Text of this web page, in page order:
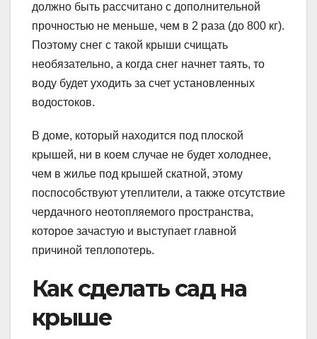
должно быть рассчитано с дополнительной
прочностью не меньше, чем в 2 раза (до 800 кг).
Поэтому снег с такой крыши счищать
необязательно, а когда снег начнет таять, то
воду будет уходить за счет установленных
водостоков.
В доме, который находится под плоской
крышей, ни в коем случае не будет холоднее,
чем в жилье под крышей скатной, этому
поспособствуют утеплители, а также отсутствие
чердачного неотопляемого пространства,
которое зачастую и выступает главной
причиной теплопотерь.
Как сделать сад на
крыше